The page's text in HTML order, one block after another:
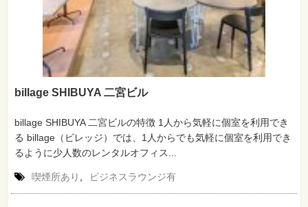
billage SHIBUYA 二宮ビル
billage SHIBUYA 二宮ビルの特徴 1人から気軽に個室を利用でき
る billage（ビレッジ）では、1人からでも気軽に個室を利用でき
るように少人数のレンタルオフィス...
喫煙所あり , ビジネスラウンジ有